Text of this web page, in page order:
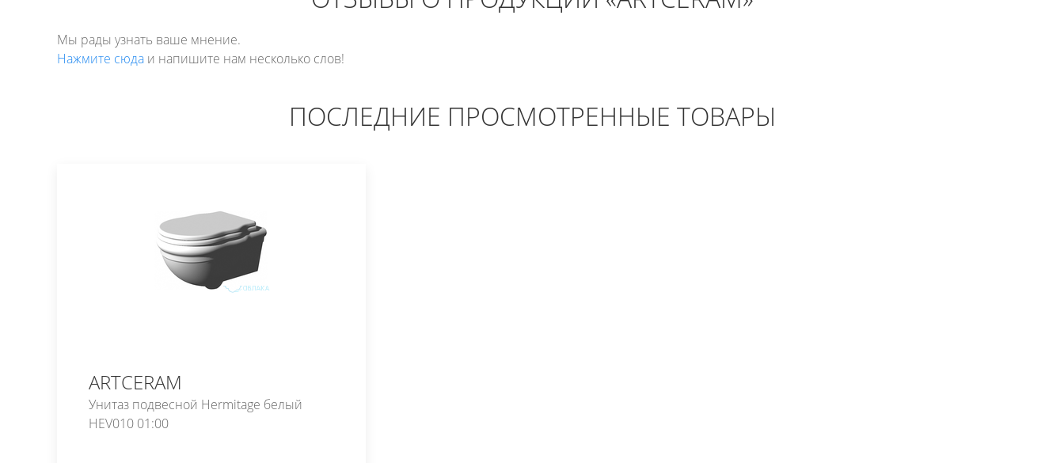
Мы рады узнать ваше мнение.
Нажмите сюда и напишите нам несколько слов!
ПОСЛЕДНИЕ ПРОСМОТРЕННЫЕ ТОВАРЫ
ARTCERAM
Унитаз подвесной Hermitage белый
HEV010 01:00